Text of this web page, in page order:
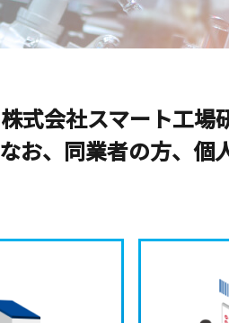
株式会社スマート工場
なお、同業者の方、個